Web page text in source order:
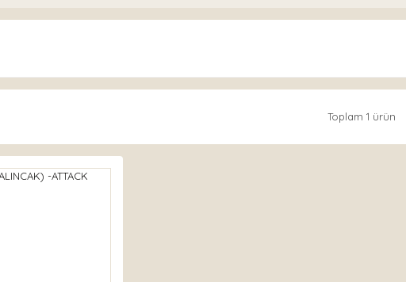
Toplam 1 ürün